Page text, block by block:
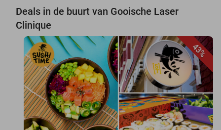
Deals in de buurt van Gooische Laser
Clinique
43%